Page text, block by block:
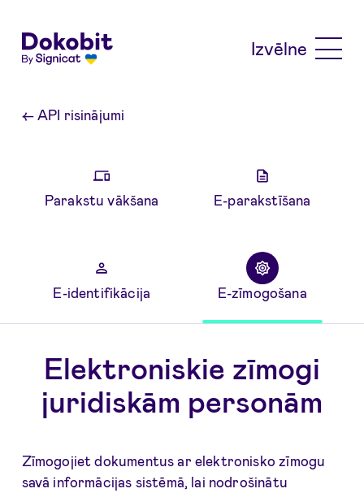
Izvēlne
←API risinājumi
Parakstu vākšana E-parakstīšana
E-identifikācija E-zīmogošana
Elektroniskie zīmogi
juridiskām personām
Zīmogojiet dokumentus ar elektronisko zīmogu
savā informācijas sistēmā, lai nodrošinātu